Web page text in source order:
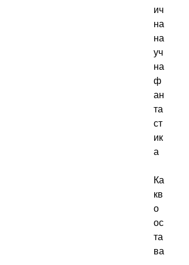
ич
на
на
уч
на
ф
ан
та
ст
ик
а
Ка
кв
о
ос
та
ва